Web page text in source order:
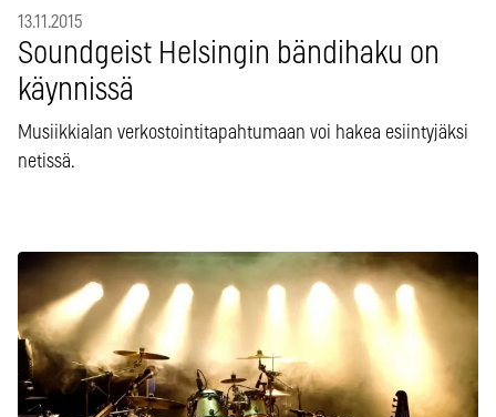
13.11.2015
Soundgeist Helsingin bändihaku on
käynnissä
Musiikkialan verkostointitapahtumaan voi hakea esiintyjäksi
netissä.